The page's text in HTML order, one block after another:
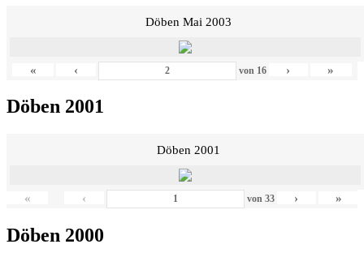
Döben Mai 2003
« ‹ von 16 › »
Döben 2001
Döben 2001
« ‹ von 33 › »
Döben 2000